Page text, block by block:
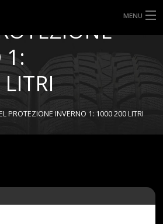
MENU
1:
PROTEZIONE INVERNO 1: 1000 200 LITRI